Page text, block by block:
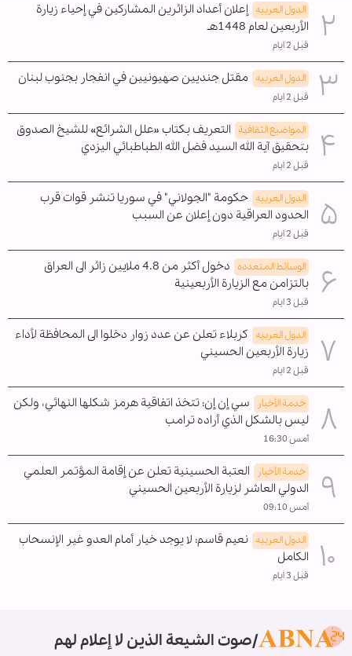
الدول العربیه إعلان أعداد الزائرين المشاركين في إحياء زيارة
الأربعين لعام 1448هـ
قبل 2 ايام
الدول العربیه مقتل جنديين صهيونيين في انفجار بجنوب لبنان
قبل 2 ايام
المواضیع الثقافية التعريف بكتاب «علل الشرائع» للشيخ الصدوق
بتحقيق آية الله السيد فضل الله الطباطبائي اليزدي
قبل 2 ايام
الدول العربیه حكومة "الجولاني" في سوريا تنشر قوات قرب
الحدود العراقية دون إعلان عن السبب
قبل 2 ايام
الوسائط المتعدده
دخول أكثر من 4.8 ملايين زائر الى العراق
بالتزامن مع الزيارة الأربعينية
قبل 3 ايام
الدول العربیه كربلاء تعلن عن عدد زوار دخلوا الى المحافظة لأداء
زيارة الأربعين الحسيني
قبل 2 ايام
خدمة الأخبار
سي إن إن: تتخذ اتفاقية هرمز شكلها النهائي، ولكن
ليس بالشكل الذي أراده ترامب
أمس 16:30
خدمة الأخبار
العتبة الحسينية تعلن عن إقامة المؤتمر العلمي
الدولي العاشر لزيارة الأربعين الحسيني
أمس 09:10
الدول العربیه نعيم قاسم: لا يوجد خيار أمام العدو غير الإنسحاب
الکامل
قبل 3 ايام
صوت الشيعة الذين لا إعلام لهم